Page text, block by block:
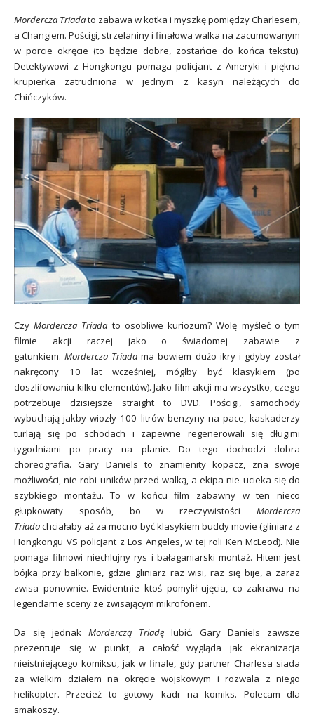
Mordercza Triadato zabawa w kotka i myszkę pomiędzy Charlesem,
a Changiem. Pościgi, strzelaniny i finałowa walka na zacumowanym
w porcie okręcie (to będzie dobre, zostańcie do końca tekstu).
Detektywowi z Hongkongu pomaga policjant z Ameryki i piękna
krupierka zatrudniona w jednym z kasyn należących do
Chińczyków.
CzyMordercza Triada to osobliwe kuriozum? Wolę myśleć o tym
filmie akcji raczej jako o świadomej zabawie z
gatunkiem.Mordercza Triadama bowiem dużo ikry i gdyby został
nakręcony 10 lat wcześniej, mógłby być klasykiem (po
doszlifowaniu kilku elementów). Jako film akcji ma wszystko, czego
potrzebuje dzisiejsze straight to DVD. Pościgi, samochody
wybuchają jakby wiozły 100 litrów benzyny na pace, kaskaderzy
turlają się po schodach i zapewne regenerowali się długimi
tygodniami po pracy na planie. Do tego dochodzi dobra
choreografia. Gary Daniels to znamienity kopacz, zna swoje
możliwości, nie robi uników przed walką, a ekipa nie ucieka się do
szybkiego montażu. To w końcu film zabawny w ten nieco
głupkowaty sposób, bo w rzeczywistości Mordercza
Triadachciałaby aż za mocno być klasykiem buddy movie (gliniarz z
Hongkongu VS policjant z Los Angeles, w tej roli Ken McLeod). Nie
pomaga filmowi niechlujny rys i bałaganiarski montaż. Hitem jest
bójka przy balkonie, gdzie gliniarz raz wisi, raz się bije, a zaraz
zwisa ponownie. Ewidentnie ktoś pomylił ujęcia, co zakrawa na
legendarne sceny ze zwisającym mikrofonem.
Da się jednak Morderczą Triadęlubić. Gary Daniels zawsze
prezentuje się w punkt, a całość wygląda jak ekranizacja
nieistniejącego komiksu, jak w finale, gdy partner Charlesa siada
za wielkim działem na okręcie wojskowym i rozwala z niego
helikopter. Przecież to gotowy kadr na komiks. Polecam dla
smakoszy.